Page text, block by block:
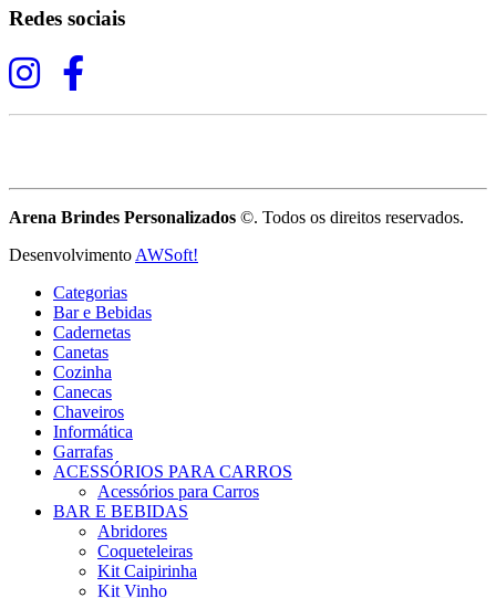
Redes sociais
Arena Brindes Personalizados ©. Todos os direitos reservados.
Desenvolvimento AWSoft!
Categorias
Bar e Bebidas
Cadernetas
Canetas
Cozinha
Canecas
Chaveiros
Informática
Garrafas
ACESSÓRIOS PARA CARROS
Acessórios para Carros
BAR E BEBIDAS
Abridores
Coqueteleiras
Kit Caipirinha
Kit Vinho